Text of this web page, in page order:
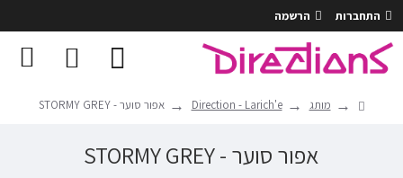
התחברות הרשמה
מותג Direction - Larich'e אפור סוער - STORMY GREY
אפור סוער - STORMY GREY